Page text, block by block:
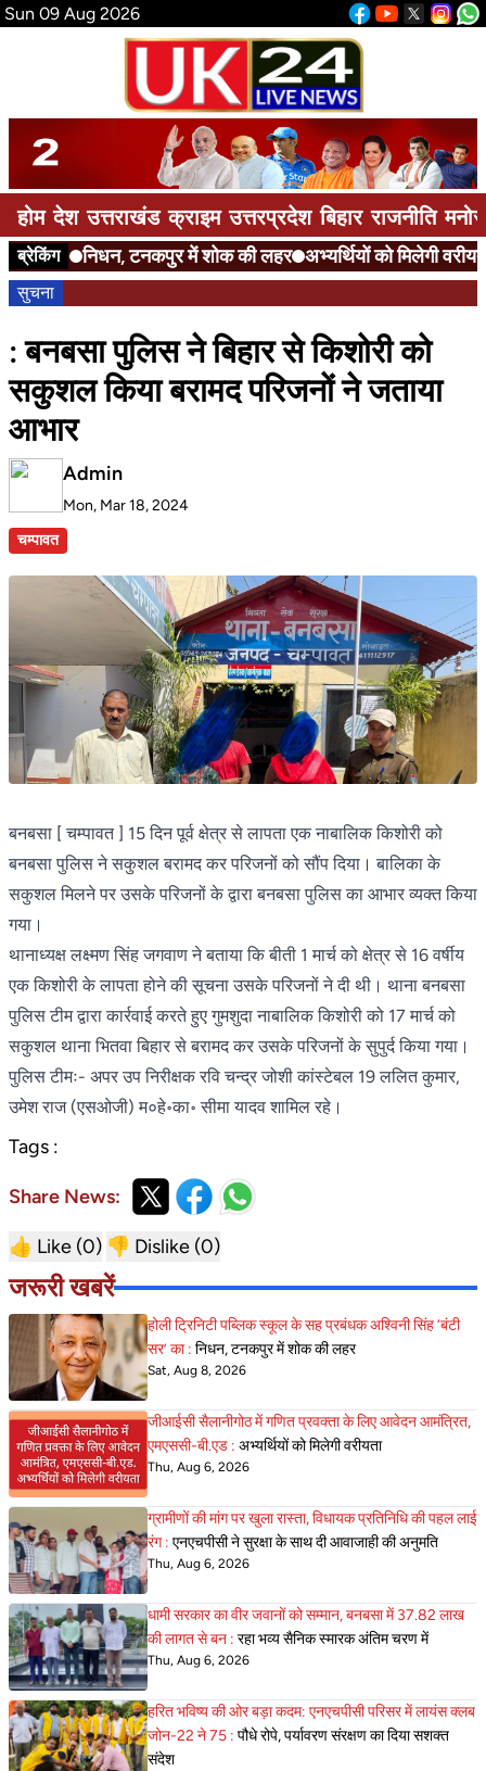
Sun 09 Aug 2026
होम देश उत्तराखंड क्राइम उत्तरप्रदेश बिहार राजनीति
ब्रेकिंगनिधन, टनकपुर में शोक की लहर अभ्यर्थियों को मिलेगी वरीयता
सुचना
: बनबसा पुलिस ने बिहार से किशोरी को
सकुशल किया बरामद परिजनों ने जताया
आभार
Admin
Mon, Mar 18, 2024
चम्पावत
बनबसा [ चम्पावत ] 15 दिन पूर्व क्षेत्र से लापता एक नाबालिक किशोरी को
बनबसा पुलिस ने सकुशल बरामद कर परिजनों को सौंप दिया। बालिका के
सकुशल मिलने पर उसके परिजनों के द्वारा बनबसा पुलिस का आभार व्यक्त किया
गया।
थानाध्यक्ष लक्ष्मण सिंह जगवाण ने बताया कि बीती 1 मार्च को क्षेत्र से 16 वर्षीय
एक किशोरी के लापता होने की सूचना उसके परिजनों ने दी थी। थाना बनबसा
पुलिस टीम द्वारा कार्रवाई करते हुए गुमशुदा नाबालिक किशोरी को 17 मार्च को
सकुशल थाना भितवा बिहार से बरामद कर उसके परिजनों के सुपुर्द किया गया।
पुलिस टीमः- अपर उप निरीक्षक रवि चन्द्र जोशी कांस्टेबल 19 ललित कुमार,
उमेश राज (एसओजी) म०हे॰का॰ सीमा यादव शामिल रहे।
Tags :
Share News:
👍 Like (0) 👎 Dislike (0)
जरूरी खबरें
होली ट्रिनिटी पब्लिक स्कूल के सह प्रबंधक अश्विनी सिंह ‘बंटी
सर’ का : निधन, टनकपुर में शोक की लहर
Sat, Aug 8, 2026
जीआईसी सैलानीगोठ में गणित प्रवक्ता के लिए आवेदन आमंत्रित,
एमएससी-बी.एड : अभ्यर्थियों को मिलेगी वरीयता
Thu, Aug 6, 2026
ग्रामीणों की मांग पर खुला रास्ता, विधायक प्रतिनिधि की पहल लाई
रंग : एनएचपीसी ने सुरक्षा के साथ दी आवाजाही की अनुमति
Thu, Aug 6, 2026
धामी सरकार का वीर जवानों को सम्मान, बनबसा में 37.82 लाख
की लागत से बन : रहा भव्य सैनिक स्मारक अंतिम चरण में
Thu, Aug 6, 2026
हरित भविष्य की ओर बड़ा कदम: एनएचपीसी परिसर में लायंस क्लब
जोन-22 ने 75 : पौधे रोपे, पर्यावरण संरक्षण का दिया सशक्त
संदेश